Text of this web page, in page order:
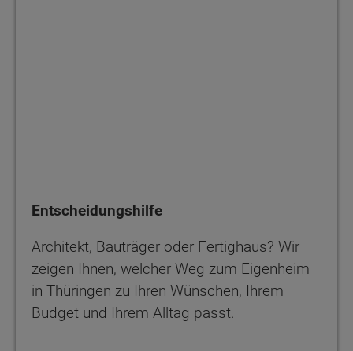
Entscheidungshilfe
Architekt, Bauträger oder Fertighaus? Wir
zeigen Ihnen, welcher Weg zum Eigenheim
in Thüringen zu Ihren Wünschen, Ihrem
Budget und Ihrem Alltag passt.